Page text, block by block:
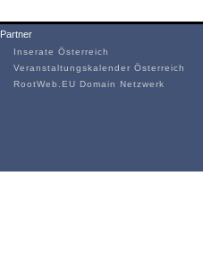
Partner
Inserate Österreich
Veranstaltungskalender Österreich
RootWeb.EU Domain Netzwerk